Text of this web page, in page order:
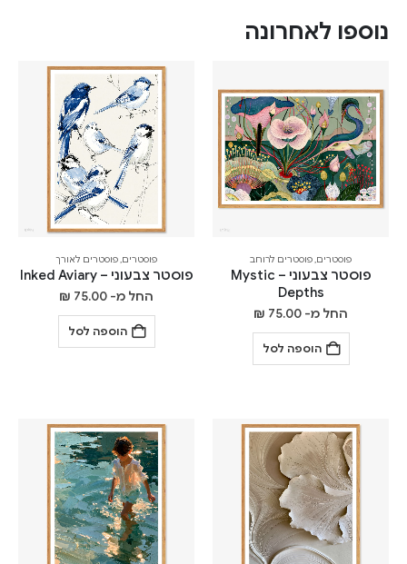
נוספו לאחרונה
פוסטרים,פוסטרים לרוחב
פוסטר צבעוני – Mystic
Depths
החל מ- ₪ 75.00
הוספה לסל
פוסטרים,פוסטרים לאורך
פוסטר צבעוני – Inked Aviary
החל מ- ₪ 75.00
הוספה לסל